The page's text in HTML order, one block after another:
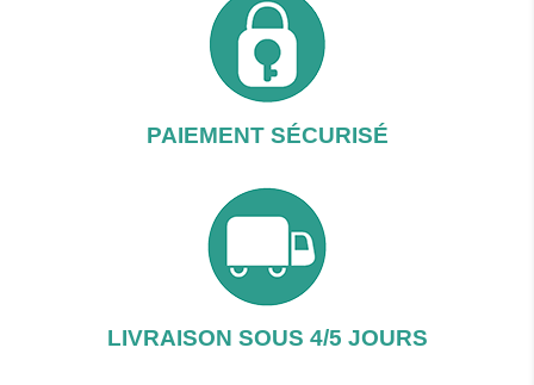
PAIEMENT SÉCURISÉ
LIVRAISON SOUS 4/5 JOURS